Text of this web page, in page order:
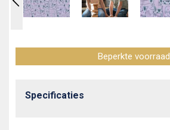
Beperkte voorraad
Specificaties